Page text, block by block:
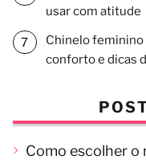
usar com atitude
Chinelo feminino
conforto e dicas
Como escolher o